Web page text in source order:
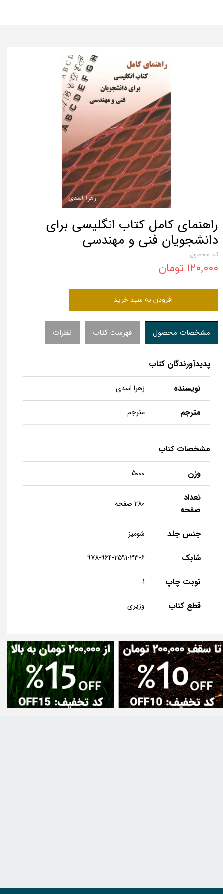
راهنمای کامل کتاب انگلیسی برای
دانشجویان فنی و مهندسی
کد محصول:
۱۲۰,۰۰۰ تومان
افزودن به سبد خرید
مشخصات محصول فهرست کتاب نظرات
پدیدآورندگان کتاب
نویسنده
زهرا اسدی
مترجم مترجم
مشخصات کتاب
وزن
5000
تعداد
صفحه
280 صفحه
جنس جلد شومیز
شابک 978-964-2591-33-6
نوبت چاپ 1
قطع کتاب وزیری